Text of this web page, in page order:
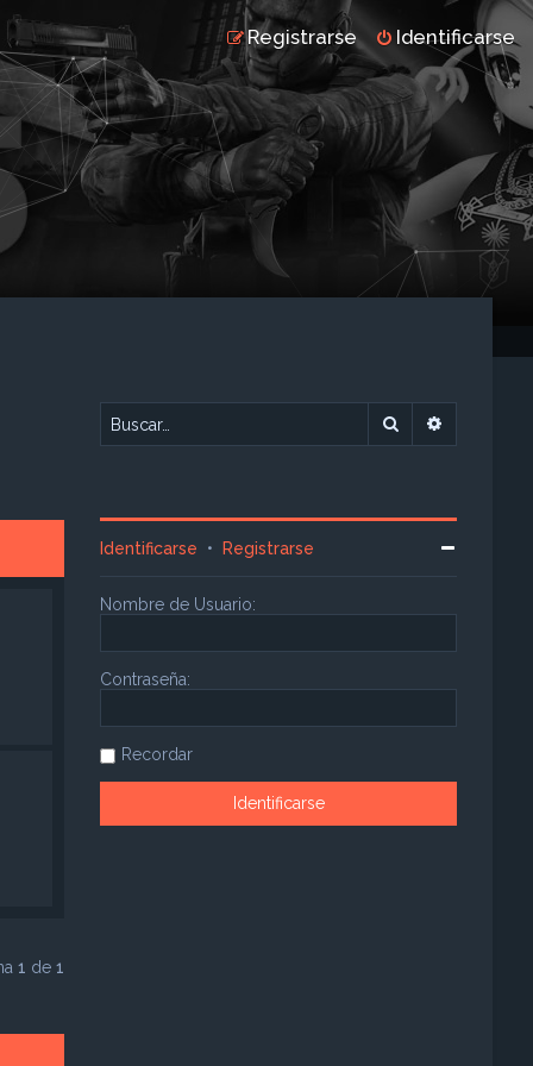
Identificarse
Registrarse
1 de1
Buscar
Identificarse • Registrarse
Nombre de Usuario:
Contraseña:
Recordar